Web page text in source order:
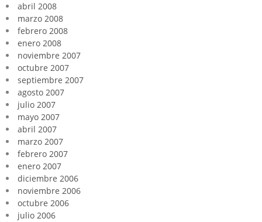
abril 2008
marzo 2008
febrero 2008
enero 2008
noviembre 2007
octubre 2007
septiembre 2007
agosto 2007
julio 2007
mayo 2007
abril 2007
marzo 2007
febrero 2007
enero 2007
diciembre 2006
noviembre 2006
octubre 2006
julio 2006